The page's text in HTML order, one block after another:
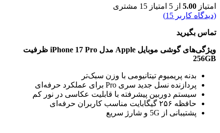
امتیاز 5.00 از 5 امتیاز 15 مشتری
(دیدگاه کاربر 15
)
تماس بگیرید
ویژگی‌های گوشی موبایل Apple مدل iPhone 17 Pro ظرفیت
256GB
بدنه پریمیوم تیتانیومی با وزن سبک‌تر
پردازنده نسل جدید سری Pro برای عملکرد حرفه‌ای
سیستم دوربین پیشرفته با قابلیت عکاسی در نور کم
حافظه ۲۵۶ گیگابایت مناسب کاربران حرفه‌ای
پشتیبانی از 5G و شارژ سریع